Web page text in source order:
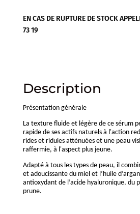
EN CAS DE RUPTURE DE STOCK
73 19
Description
Présentation générale
La texture fluide et légère de ce sérum
rapide de ses actifs naturels à l'action
rides et ridules atténuées et une peau
raffermie, à l'aspect plus jeune.
Adapté à tous les types de peau, il
et adoucissante du miel et l’huile
antioxydant de l’acide hyaluronique, du
prune.